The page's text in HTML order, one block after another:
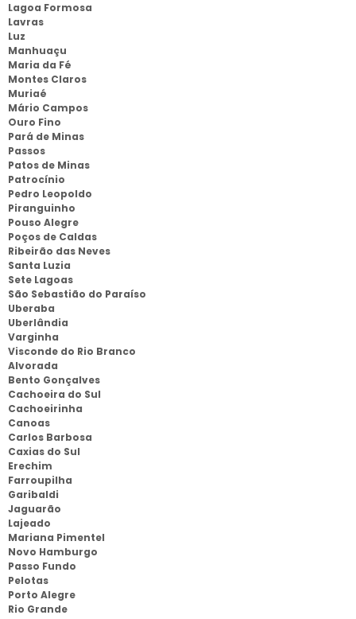
Lagoa Formosa
Lavras
Luz
Manhuaçu
Maria da Fé
Montes Claros
Muriaé
Mário Campos
Ouro Fino
Pará de Minas
Passos
Patos de Minas
Patrocínio
Pedro Leopoldo
Piranguinho
Pouso Alegre
Poços de Caldas
Ribeirão das Neves
Santa Luzia
Sete Lagoas
São Sebastião do Paraíso
Uberaba
Uberlândia
Varginha
Visconde do Rio Branco
Alvorada
Bento Gonçalves
Cachoeira do Sul
Cachoeirinha
Canoas
Carlos Barbosa
Caxias do Sul
Erechim
Farroupilha
Garibaldi
Jaguarão
Lajeado
Mariana Pimentel
Novo Hamburgo
Passo Fundo
Pelotas
Porto Alegre
Rio Grande